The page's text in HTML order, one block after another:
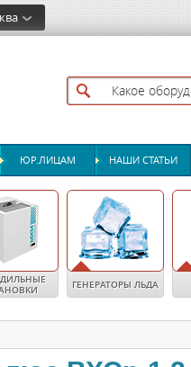
ЮР.ЛИЦАМ НАШИ СТАТЬИ
ГЕНЕРАТОРЫ ЛЬДА